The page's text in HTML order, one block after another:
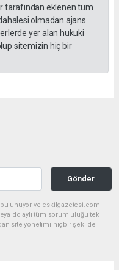
tarafından eklenen tüm
olmadan ajans
yer alan hukuki
sitemizin hiç bir
Gönder
bulunuyor ve eskilgazetesi.com
dolaylı tüm sorumluluğu tek
site yönetimi hiçbir şekilde